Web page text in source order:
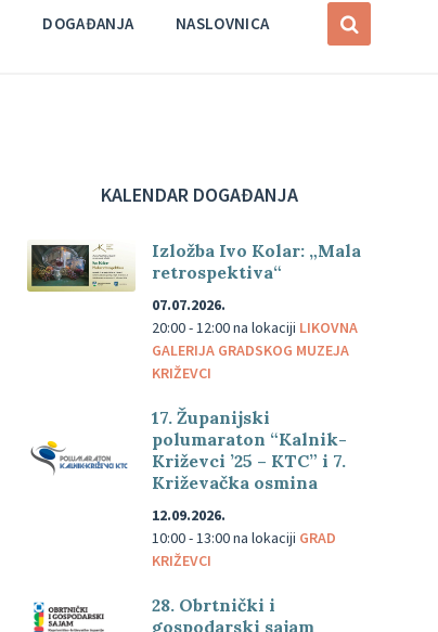
DOGAĐANJA NASLOVNICA
KALENDAR DOGAĐANJA
Izložba Ivo Kolar: „Mala
retrospektiva“
07.07.2026.
20:00 - 12:00na lokaciji LIKOVNA
GALERIJA GRADSKOG MUZEJA
KRIŽEVCI
17. Županijski
polumaraton “Kalnik-
Križevci ’25 – KTC” i 7.
Križevačka osmina
12.09.2026.
10:00 - 13:00na lokaciji GRAD
KRIŽEVCI
28. Obrtnički i
gospodarski sajam